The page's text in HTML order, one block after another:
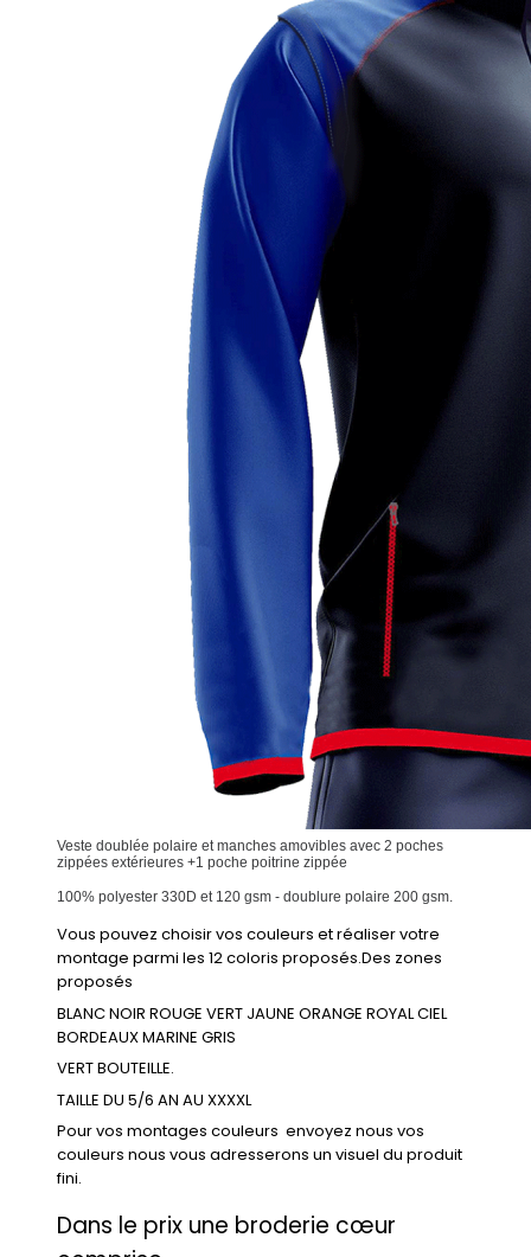
Veste doublée polaire et manches amovibles avec 2 poches
zippées extérieures +1 poche poitrine zippée
100% polyester 330D et 120 gsm - doublure polaire 200 gsm.
Vous pouvez choisir vos couleurs et réaliser votre
montage parmi les 12 coloris proposés.Des zones
proposés
BLANC NOIR ROUGE VERT JAUNE ORANGE ROYAL CIEL
BORDEAUX MARINE GRIS
VERT BOUTEILLE.
TAILLE DU 5/6 AN AU XXXXL
Pour vos montages couleurs envoyez nous vos
couleurs nous vous adresserons un visuel du produit
fini.
Dans le prix une broderie cœur